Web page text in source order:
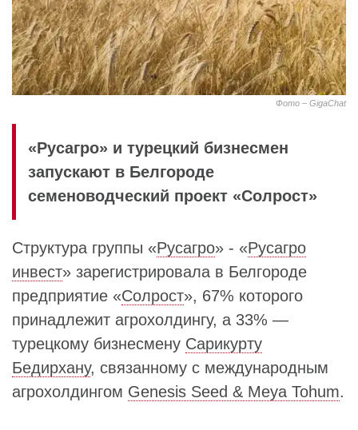
Фото – GigaChat
«Русагро» и турецкий бизнесмен
запускают в Белгороде
семеноводческий проект «Солрост»
Структура группы «Русагро» - «Русагро
инвест» зарегистрировала в Белгороде
предприятие «Солрост», 67% которого
принадлежит агрохолдингу, а 33% —
турецкому бизнесмену Сарикурту
Бедирхану, связанному с международным
агрохолдингом Genesis Seed & Meya Tohum.